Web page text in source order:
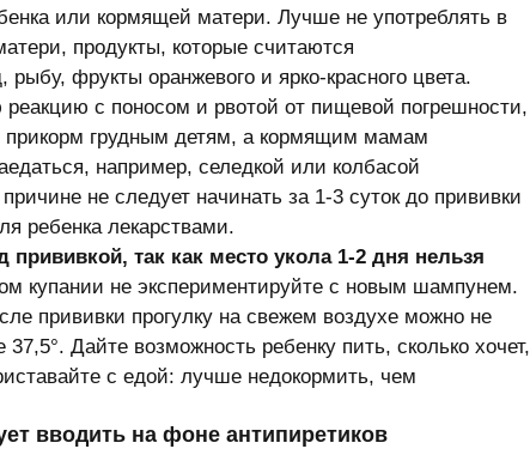
или кормящей матери. Лучше не употреблять в
продукты, которые считаются
фрукты оранжевого и ярко-красного цвета.
с поносом и рвотой от пищевой погрешности,
прикорм грудным детям, а кормящим мамам
например, селедкой или колбасой
не следует начинать за 1-3 суток до прививки
ребенка лекарствами.
прививкой, так как место укола 1-2 дня нельзя
купании не экспериментируйте с новым шампунем.
прививки прогулку на свежем воздухе можно не
Дайте возможность ребенку пить, сколько хочет,
с едой: лучше недокормить, чем
вводить на фоне антипиретиков